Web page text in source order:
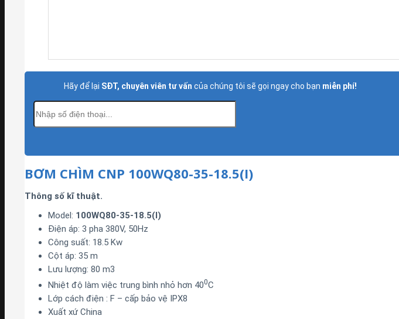
Hãy để lại SĐT, chuyên viên tư vấn của chúng tôi sẽ gọi ngay cho bạn miễn phí!
BƠM CHÌM CNP 100WQ80-35-18.5(I)
Thông số kĩ thuật.
Model: 100WQ80-35-18.5(I)
Điện áp: 3 pha 380V, 50Hz
Công suất: 18.5 Kw
Cột áp: 35 m
Lưu lượng: 80 m3
Nhiệt độ làm việc trung bình nhỏ hơn 400C
Lớp cách điện : F – cấp bảo vệ IPX8
Xuất xứ China